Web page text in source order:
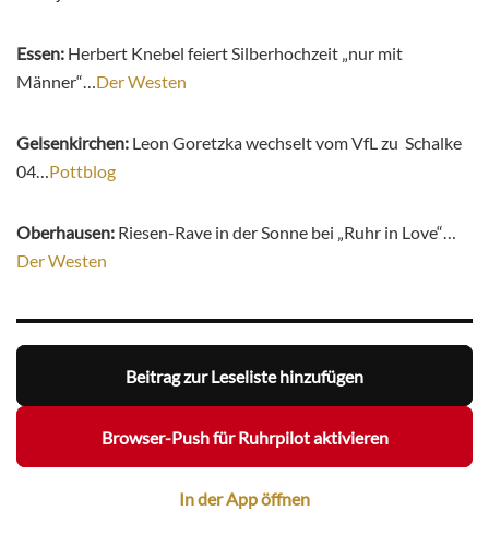
Essen: Herbert Knebel feiert Silberhochzeit „nur mit
Männer“…Der Westen
Gelsenkirchen: Leon Goretzka wechselt vom VfL zu Schalke
04…Pottblog
Oberhausen: Riesen-Rave in der Sonne bei „Ruhr in Love“…
Der Westen
Beitrag zur Leseliste hinzufügen
Browser-Push für Ruhrpilot aktivieren
In der App öffnen